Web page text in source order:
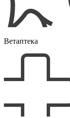
Ветаптека